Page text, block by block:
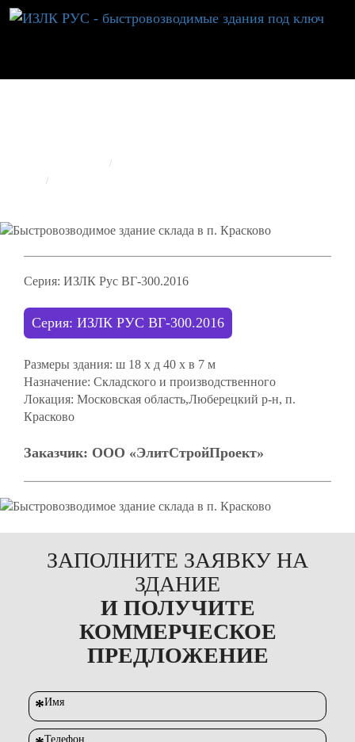
Серия: ИЗЛК Рус ВГ-300.2016
Серия: ИЗЛК РУС ВГ-300.2016
Размеры здания: ш 18 х д 40 х в 7 м
Назначение: Складского и производственного
Локация: Московская область,Люберецкий р-н, п.
Красково
Заказчик: ООО «ЭлитСтройПроект»
ЗАПОЛНИТЕ ЗАЯВКУ НА
ЗДАНИЕ
И ПОЛУЧИТЕ
КОММЕРЧЕСКОЕ
ПРЕДЛОЖЕНИЕ
*Имя
Телефон